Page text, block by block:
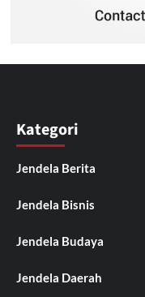
Kategori
Jendela Berita
Jendela Bisnis
Jendela Budaya
Jendela Daerah